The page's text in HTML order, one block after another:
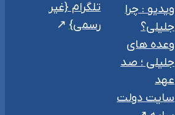
ویدیو : چرا
جلیلی؟
وعده های
جلیلی ؛ صد
عهد
سایت دولت
تلگرام {غیر
رسمی}